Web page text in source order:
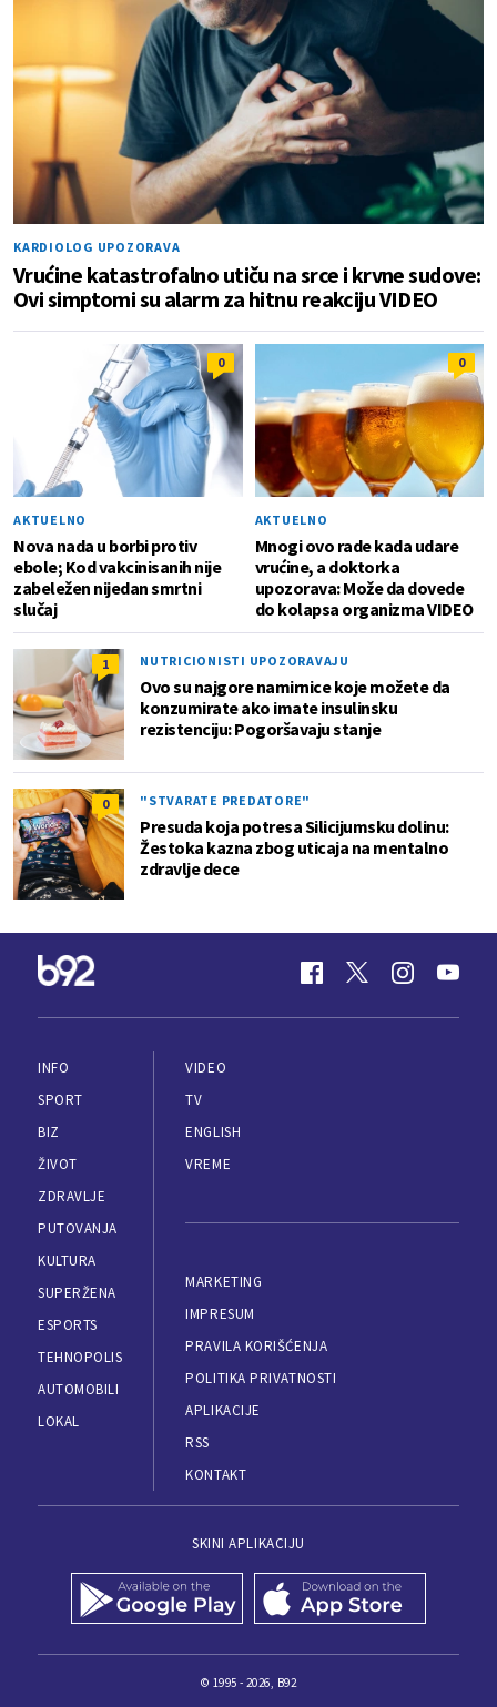
KARDIOLOG UPOZORAVA
Vrućine katastrofalno utiču na srce i krvne sudove:
Ovi simptomi su alarm za hitnu reakciju VIDEO
0
AKTUELNO
Nova nada u borbi protiv
ebole; Kod vakcinisanih nije
zabeležen nijedan smrtni
slučaj
0
AKTUELNO
Mnogi ovo rade kada udare
vrućine, a doktorka
upozorava: Može da dovede
do kolapsa organizma VIDEO
1 NUTRICIONISTI UPOZORAVAJU
Ovo su najgore namirnice koje možete da
konzumirate ako imate insulinsku
rezistenciju: Pogoršavaju stanje
0 "STVARATE PREDATORE"
Presuda koja potresa Silicijumsku dolinu:
Žestoka kazna zbog uticaja na mentalno
zdravlje dece
INFO
SPORT
BIZ
ŽIVOT
ZDRAVLJE
PUTOVANJA
KULTURA
SUPERŽENA
ESPORTS
TEHNOPOLIS
AUTOMOBILI
LOKAL
VIDEO
TV
ENGLISH
VREME
MARKETING
IMPRESUM
PRAVILA KORIŠĆENJA
POLITIKA PRIVATNOSTI
APLIKACIJE
RSS
KONTAKT
SKINI APLIKACIJU
© 1995 - 2026, B92